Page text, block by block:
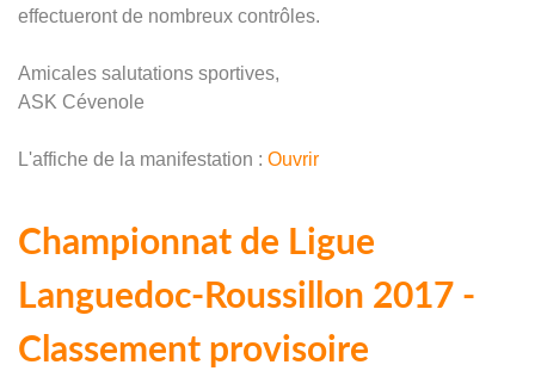
effectueront de nombreux contrôles.
Amicales salutations sportives,
ASK Cévenole
L'affiche de la manifestation : Ouvrir
Championnat de Ligue
Languedoc-Roussillon 2017 -
Classement provisoire